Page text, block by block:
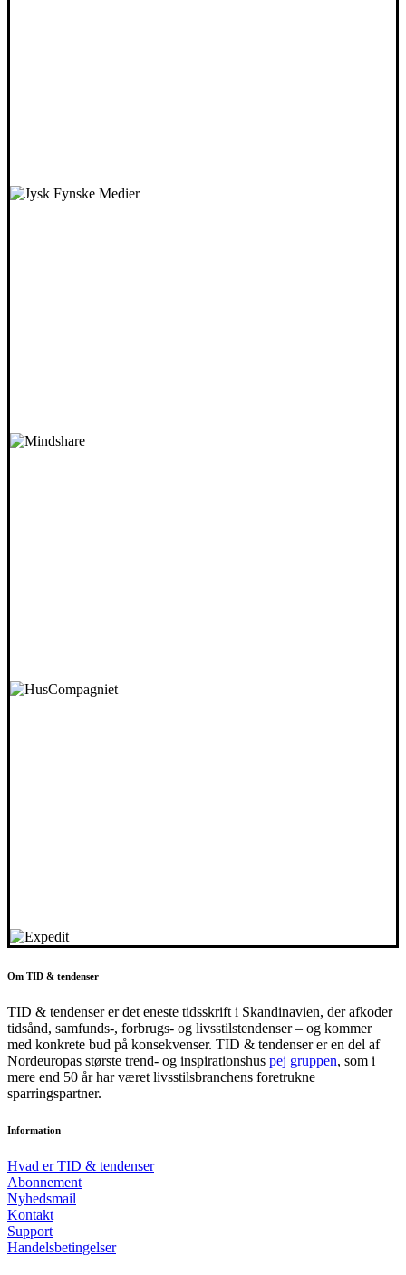
Om TID & tendenser
TID & tendenser er det eneste tidsskrift i Skandinavien, der afkoder
tidsånd, samfunds-, forbrugs- og livsstilstendenser – og kommer
med konkrete bud på konsekvenser. TID & tendenser er en del af
Nordeuropas største trend- og inspirationshus pej gruppen, som i
mere end 50 år har været livsstilsbranchens foretrukne
sparringspartner.
Information
Hvad er TID & tendenser
Abonnement
Nyhedsmail
Kontakt
Support
Handelsbetingelser